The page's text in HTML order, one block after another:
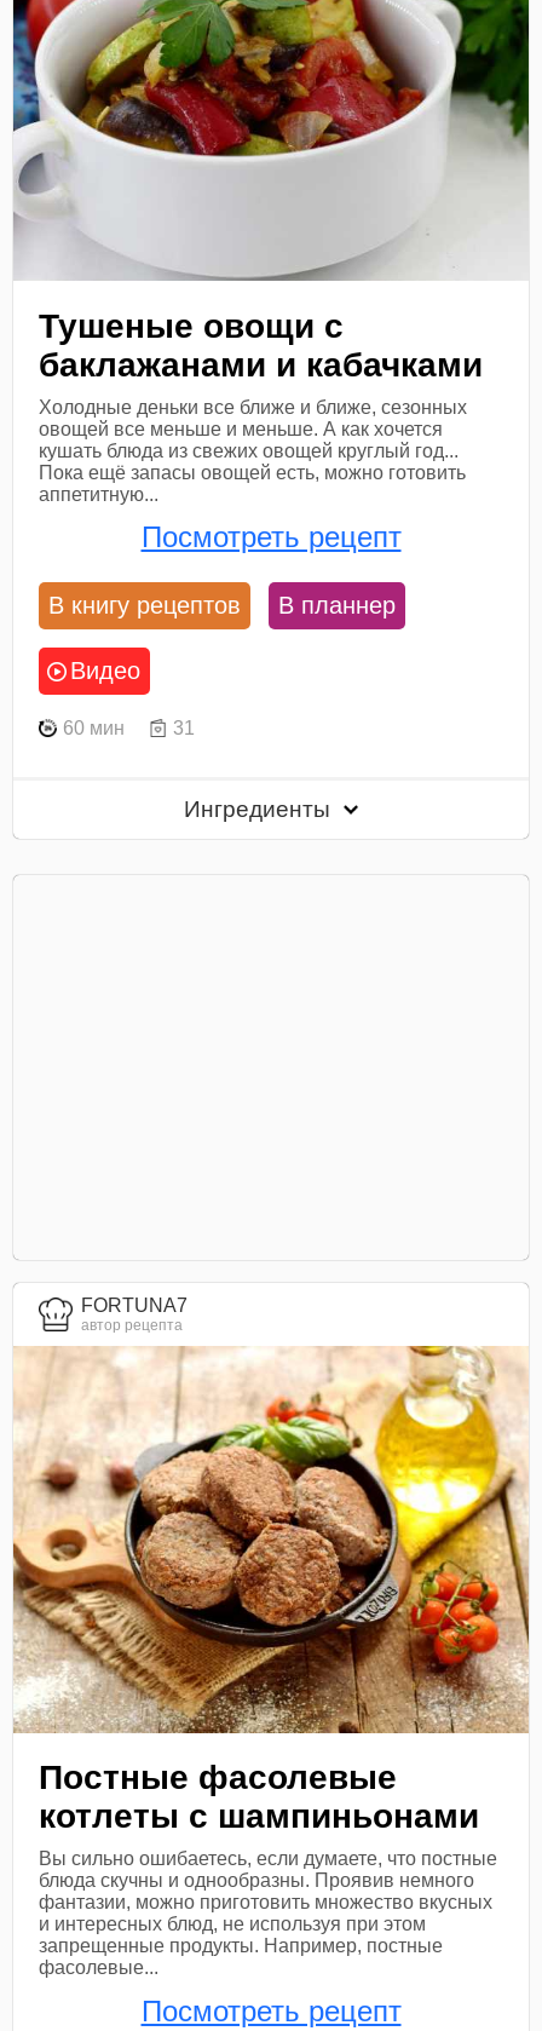
Тушеные овощи с
баклажанами и кабачками
Холодные деньки все ближе и ближе, сезонных
овощей все меньше и меньше. А как хочется
кушать блюда из свежих овощей круглый год...
Пока ещё запасы овощей есть, можно готовить
аппетитную...
Посмотреть рецепт
В книгу рецептов В планнер
Видео
60 мин 31
Ингредиенты
FORTUNA7
автор рецепта
Постные фасолевые
котлеты с шампиньонами
Вы сильно ошибаетесь, если думаете, что постные
блюда скучны и однообразны. Проявив немного
фантазии, можно приготовить множество вкусных
и интересных блюд, не используя при этом
запрещенные продукты. Например, постные
фасолевые...
Посмотреть рецепт